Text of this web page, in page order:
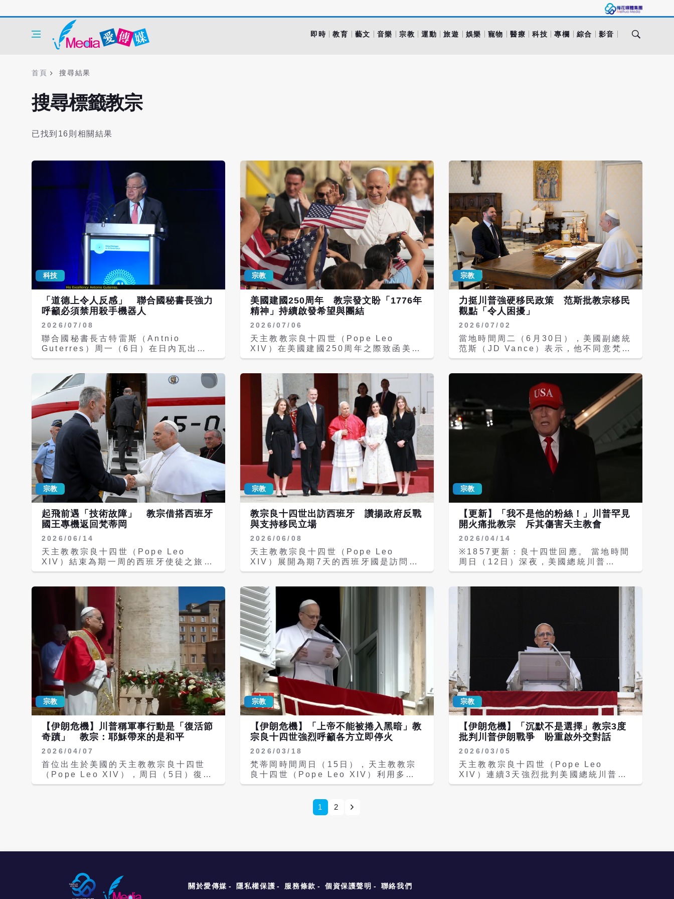
即時 教育 藝文 音樂 宗教 運動 旅遊 娛樂 寵物 醫療 科技 專欄 綜合 影音
首頁 搜尋結果
搜尋標籤教宗
已找到16則相關結果
科技
「道德上令人反感」 聯合國秘書長強力
呼籲必須禁用殺手機器人
2026/07/08
聯合國秘書長古特雷斯（Antnio
Guterres）周一（6日）在日內瓦出席
《全球人工智慧治理對話》（Global
演說時，強烈呼籲透過國際法全面禁止致
命自主武器系統（lethal autonomous
weapons），即俗稱的「殺手機器人」
（killer robots）。 The United
Nationss chief called for lethal
autonomous weapons to be
banned by international law,
resurfacing an AI-safety dispute
that was core to Anthropics
schism with the Pentagon earlier
this year https://t.co/gaxnV6Rcth
The Wall Street Journal (@WSJ)
July 6, 2026 《華爾街日報》（The
Wall Street Journal）報導，古特雷
斯表示，「機器在沒有人類控制與判斷的
情況下，自主選擇並攻擊目標、奪取生
命，這在道德上令人反感」，「讓我們直
呼其名：殺手機器人。」他呼籲國際社會
盡快行動，「不要等到悲劇發生才採取措
at the Global Dialogue on AI
Governance and my message is
clear: the future of AI must be
shaped by human oversight and
effective governance. Together,
lets ensure that AI is developed
safely, fairly, and benefitting of
all humanity.
pic.twitter.com/7T0rP76CSC
Antnio Guterres
(@antonioguterres) July 6, 2026
此呼籲再度凸顯AI安全議題的緊張對
立。今年（2026年）初，美國AI公司
Anthropic與五角大廈（Pentagon）因
AI模型是否可用於自主武器系統而爆發
嚴重衝突。Anthropic要求五角大廈保
證其AI不會用於國內監控或自主武器，
但遭拒絕，雙方目前仍在法庭上爭執。
天主教教宗良十四世（Pope Leo
XIV）今年春天也在通諭中呼籲禁止AI控
線該如何劃分的辯論日益激烈。支持自主
終控制；反對者則指出，AI容易出錯，
在戰場高壓環境下將控制權讓給機器極其
宗教
美國建國250周年 教宗發文盼「1776年
精神」持續啟發希望與團結
2026/07/06
天主教教宗良十四世（Pope Leo
XIV）在美國建國250周年之際致函美國
民眾，表達祈禱與祝福。上周六（4日）
of Independence）簽署250周年，良
十四世在信中表示，希望「1776年精神
繼續啟發希望與團結，伴隨美利堅合眾國
邁向未來」。 People Leo sends a
message on the 250th
anniversary of U.S.
independence. In the message,
he stressed the countrys long
tradition of welcoming immigrants
pic.twitter.com/wHSKhGKs0D
Visegrd 24 (@visegrad24) July 5,
2026 《梵蒂岡新聞》（Varican
News）報導，這位出生於美國的教宗在
信中回顧了過去兩個半世紀塑造美國的原
則，特別是宗教自由與人類尊嚴。他將這
一「半千年紀」
（semiquincentennial）視為美國歷
史上的重要里程碑，指出《獨立宣言》為
自由、平等、追求幸福、正義與民主自治
犧牲、服務、創新與公民參與，不斷推動
這些原則的實踐。他認為，這次的周年不
僅是慶祝國家非凡旅程的時刻，更是反思
美國人對彼此及對後代所負責任的機會。
良十四世特別強調，宗教自由是美國最珍
視的原則之一，「是每個人根據良心崇拜
並公開實踐信仰的權利，不受脅迫或恐
懼」。他表示，這一原則長期以來是「美
國承諾的核心」，既保護個人尊嚴，也促
進多元社會的和平共存，並讓天主教會在
美國得以蓬勃發展。 在談到天主教徒在
公共生活中的角色時，良十四世強調，信
仰不會削弱公民責任，反而會強化它。
「作為教會忠實的兒女」，天主教徒應將
基督的愛融入生活的各個面向，在日常環
境中活出福音。他指出，教會長期透過教
育、醫療及服務公益，為美國社會做出貢
獻。 良十四世引用前教宗良十三世
（Pope Leo XIII）的通諭
《Sapientiae Christianae》，重申
民」。他表示，信仰非但不與公民責任對
立，反而為追求正義、和平與公益注入新
照顧。「充分理解這一尊嚴，將引導我們
忘者都能獲得同情、團結與愛的社會」。
良十四世進一步指出，捍衛生命也意味著
宗教
力挺川普強硬移民政策 范斯批教宗移民
觀點「令人困擾」
2026/07/02
當地時間周二（6月30日），美國副總統
范斯（JD Vance）表示，他不同意梵蒂
岡在移民議題上的立場，形容這些觀點
immigration are troubling
https://t.co/THl1gt3ZXj
https://t.co/THl1gt3ZXj Reuters
(@Reuters) July 1, 2026 此番發言
正當首位美籍教宗良十四世（Pope Leo
XIV）多次公開表達對川普政府移民打擊
行動的不滿。良十四世呼籲美國社會對移
民待遇進行「深刻反思」，批評川普政府
對移民「極度不尊重」，並譴責所謂「不
徒的范斯在《福斯新聞》（Fox
Ingraham Angle）節目中表示：「我
認為梵蒂岡在移民問題上的一些發言特別
令人不安，我最終不同意這些立場。」他
進一步指出，當他與反對政府移民政策的
天主教領袖對話時，並不會採取敵對態
度，而是邀請對方進行討論，同時提醒他
人權團體指責此舉侵犯言論自由與正當法
境，並引發種族歸納的疑慮。川普本人也
曾批評良十四世，他強調其移民政策旨在
提升國內安全並遏止非法移民。 良十四
世曾對川普政府的其他政策提出批評。梵
蒂岡已拒絕加入川普提出的加薩「和平委
員會」（Board of Peace）倡議。教
宗還批評今年（2026年）2月28日美國
與以色列對伊朗發動軍事行動引發的伊朗
戰爭，並近日讚揚華盛頓與德黑蘭達成的
臨時協議，期盼該協議能結束衝突。 美
國與梵蒂岡的分歧，凸顯川普政府強硬移
民路線與天主教會傳統人道立場之間的緊
張關係。
宗教
起飛前遇「技術故障」 教宗借搭西班牙
國王專機返回梵蒂岡
2026/06/14
天主教教宗良十四世（Pope Leo
XIV）結束為期一周的西班牙使徒之旅
後，原定搭乘西班牙國家航空
費島（Tenerife）起飛時遭遇技術故
障，引擎疑似因強風無法啟動，導致返程
Felipe VI）隨即提供皇家獵鷹噴射機
（Falcon jet），協助教宗及部分隨行
人員返回梵蒂岡。 Pope Leo XIV
flies back to the Vatican aboard
an aircraft provided by King
Felipe of Spain, following a
technical issue that prevented the
original plane from departing
from Tenerifes Los Rodeos
airport. Pope Leo XIV will return
to Rome aboard an aircraft
graciously made
pic.twitter.com/pjs9Lg1tfn Vatican
News (@VaticanNews) June 12,
2026 路透報導，西班牙政府表示，這架
原供國王使用的空軍專機已搭載教宗及代
表團部分成員飛往羅馬，其餘團員與媒體
下句點，但未能減損此行的重要性。 教
班牙之行，是他就任後首趟重要歐洲使徒
之旅，也是自2011年以來教宗再次造訪
西班牙，具有高度象徵意義。他在馬德里
宗教
教宗良十四世出訪西班牙 讚揚政府反戰
與支持移民立場
2026/06/08
天主教教宗良十四世（Pope Leo
XIV）展開為期7天的西班牙國是訪問，
一抵達馬德里即獲得熱烈歡迎，周日（7
鋪設的宗教遊行與彌撒，展現西班牙深厚
的天主教傳統。 Meeting with young
Spaniards for a prayer vigil in
Madrid, Pope Leo XIV offered
words of encouragement and
hope. In his question and answer
dialogue with the youth
representatives, he called on
them to be missionaries of the
Gospel in order to change history
for a better world. Vatican News
(@VaticanNews) June 6, 2026 綜
合美聯社與《英國廣播公司》（BBC）
報導，良十四世上周六（6日）抵達馬德
里後，隨即在王宮與國王費利佩六世
（King Felipe VI）及王后萊蒂西亞
（Queen Letizia）會面，公開讚揚西
班牙政府「積極致力於和平與各民族團
結」，並肯定其「忠實遵守國際法與多邊
主義」。他特別提及西班牙反對戰爭的立
左派總理桑切斯（Pedro Sanchez）政
策的間接肯定。 桑切斯政府在伊朗議題
當前或許被某些人視為天真，也被其他人
見天主教會性侵受害者，並與照顧移民福
利的團體會面。西班牙政府與教會今年
宗教
【更新】「我不是他的粉絲！」川普罕見
開火痛批教宗 斥其傷害天主教會
2026/04/14
※1857更新：良十四世回應。 當地時間
周日（12日）深夜，美國總統川普
（Donald Trump）對天主教會領袖、
Leo XIV）發動罕見且猛烈的公開攻
宗「對犯罪軟弱」（WEAK on
Crime），外交政策「糟糕透頂」
（terrible for Foreign Policy），並
指責其「迎合激進左派」，要求教宗「別
再搞政治，專心當個偉大的教宗」。
Pope Leo is WEAK on Crime, and
terrible for Foreign Policy. He
talks about fear of the Trump
Administration, but doesnt
mention the FEAR that the
Catholic Church, and all other
Christian Organizations, had
during COVID when they were
arresting priests, ministers, and
everybody Commentary: Trump
Truth Social Posts On X
(@TrumpTruthOnX) April 13, 2026
《衛報》（The Guardian）報導，川
這場衝突的導火線，是良十四世上周在梵
宗教
【伊朗危機】川普稱軍事行動是「復活節
奇蹟」 教宗：耶穌帶來的是和平
2026/04/07
首位出生於美國的天主教教宗良十四世
（Pope Leo XIV），周日（5日）復活
節（Easter）在聖伯多祿廣場發表《致
透與《梵蒂岡新聞》（The Vatican
News）報導，現年70歲、生於芝加哥
的良十四世在陽台上向數萬信眾表示，世
宗教
【伊朗危機】「上帝不能被捲入黑暗」教
宗良十四世強烈呼籲各方立即停火
2026/03/18
梵蒂岡時間周日（15日），天主教教宗
良十四世（Pope Leo XIV）利用多個
公開場合，包括《三鐘經》（the
道德權威的份量，強烈要求結束伊朗戰
爭。這是自美以聯軍2周前發動對伊朗攻
力」，隨後直接向衝突負責人喊話：「立
宗教
【伊朗危機】「沉默不是選擇」教宗3度
批判川普伊朗戰爭 盼重啟外交對話
2026/03/05
天主教教宗良十四世（Pope Leo
XIV）連續3天強烈批判美國總統川普
（Donald Trump）對伊朗發動的軍事
1 2
關於愛傳媒 隱私權保護 服務條款 個資保護聲明 聯絡我們